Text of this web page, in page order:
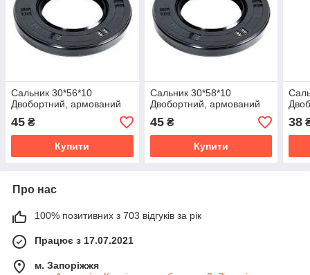
Сальник 30*56*10
Двобортний, армований
45 ₴
Купити
Сальник 30*58*10
Двобортний, армований
45₴
Купити
38
Про нас
100% позитивних з 703 відгуків за рік
Працює з 17.07.2021
м. Запоріжжя